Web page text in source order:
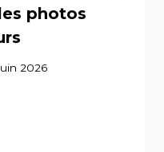
photos
2026